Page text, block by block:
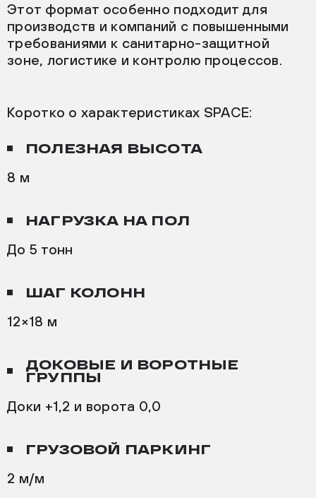
Этот формат особенно подходит для
производств и компаний с повышенными
требованиями к санитарно-защитной
зоне, логистике и контролю процессов.
Коротко о характеристиках SPACE:
ПОЛЕЗНАЯ ВЫСОТА
8 м
НАГРУЗКА НА ПОЛ
До 5 тонн
ШАГ КОЛОНН
12×18 м
ДОКОВЫЕ И ВОРОТНЫЕ
ГРУППЫ
Доки +1,2 и ворота 0,0
ГРУЗОВОЙ ПАРКИНГ
2 м/м